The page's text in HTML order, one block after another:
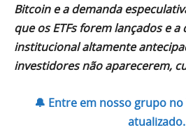
Bitcoin e a demanda
que os ETFs forem lançados e a
institucional altamente
investidores não aparecerem,
🔔 Entre em nosso grupo
atualizado.